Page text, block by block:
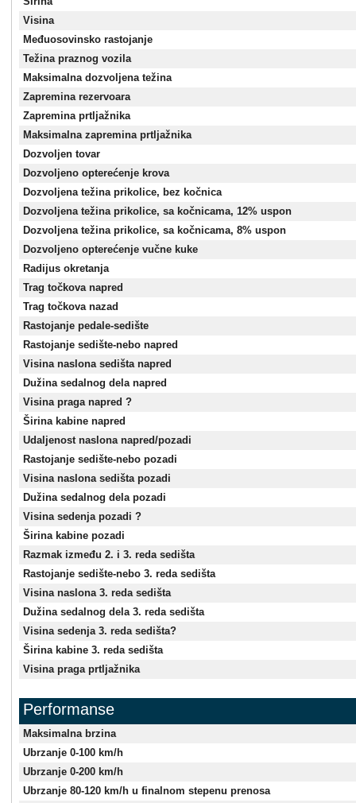
Visina
Međuosovinsko rastojanje
Težina praznog vozila
Maksimalna dozvoljena težina
Zapremina rezervoara
Zapremina prtljažnika
Maksimalna zapremina prtljažnika
Dozvoljen tovar
Dozvoljeno opterećenje krova
Dozvoljena težina prikolice, bez kočnica
Dozvoljena težina prikolice, sa kočnicama, 12% uspon
Dozvoljena težina prikolice, sa kočnicama, 8% uspon
Dozvoljeno opterećenje vučne kuke
Radijus okretanja
Trag točkova napred
Trag točkova nazad
Rastojanje pedale-sedište
Rastojanje sedište-nebo napred
Visina naslona sedišta napred
Dužina sedalnog dela napred
Visina praga napred ?
Širina kabine napred
Udaljenost naslona napred/pozadi
Rastojanje sedište-nebo pozadi
Visina naslona sedišta pozadi
Dužina sedalnog dela pozadi
Visina sedenja pozadi ?
Širina kabine pozadi
Razmak između 2. i 3. reda sedišta
Rastojanje sedište-nebo 3. reda sedišta
Visina naslona 3. reda sedišta
Dužina sedalnog dela 3. reda sedišta
Visina sedenja 3. reda sedišta?
Širina kabine 3. reda sedišta
Visina praga prtljažnika
Performanse
Maksimalna brzina
Ubrzanje 0-100 km/h
Ubrzanje 0-200 km/h
Ubrzanje 80-120 km/h u finalnom stepenu prenosa